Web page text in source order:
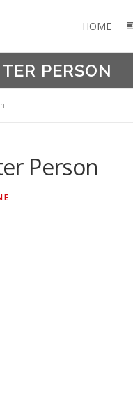
HOME
PERSON
Person